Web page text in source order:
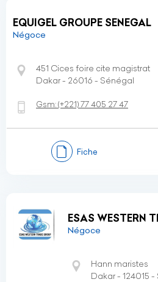
EQUIGEL GROUPE SENEGAL
Négoce
451 Cices foire cite magistrat
Dakar - 26016 - Sénégal
Gsm:(+221)77 405 27 47
Fiche
ESAS WESTERN
Négoce
Hann maristes
Dakar - 124015